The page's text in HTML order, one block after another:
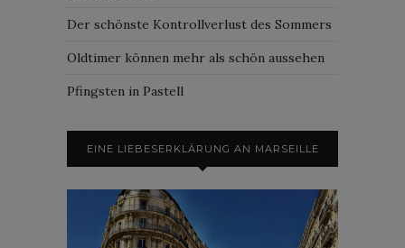
Der schönste Kontrollverlust des Sommers
Oldtimer können mehr als schön aussehen
Pfingsten in Pastell
EINE LIEBESERKLÄRUNG AN MARSEILLE